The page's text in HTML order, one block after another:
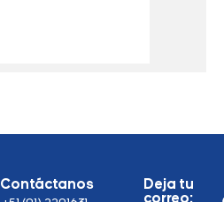
Contáctanos
Deja tu
correo: